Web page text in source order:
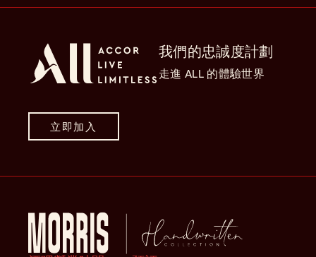
我們的忠誠度計劃
走進 ALL 的體驗世界
立即加入